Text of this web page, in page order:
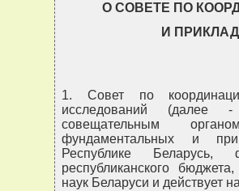
О СОВЕТЕ ПО
И
1. Совет по
исследований (далее -
совещательным
фундаментальных и
Республике
республиканского
наук Беларуси и действует